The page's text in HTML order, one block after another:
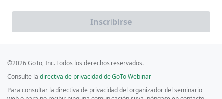
Inscribirse
©2026 GoTo, Inc. Todos los derechos reservados.
Consulte la directiva de privacidad de GoTo Webinar
Para consultar la directiva de privacidad del organizador del seminario